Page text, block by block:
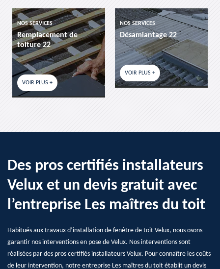
NOS SERVICES
Remplacement de
toiture 22
VOIR PLUS +
NOS SERVICES
Désamiantage 22
VOIR PLUS +
Des pros certifiés installateurs
Velux et un devis gratuit avec
l’entreprise Les maîtres du toit
Habitués aux travaux d’installation de fenêtre de toit Velux, nous osons
garantir nos interventions en pose de Velux. Nos interventions sont
réalisées par des pros certifiés installateurs Velux. Pour connaître les coûts
de leur intervention, notre entreprise Les maîtres du toit établit un devis